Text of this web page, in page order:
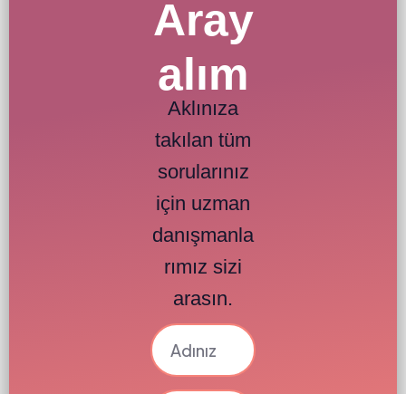
Aray
alım
Aklınıza
takılan tüm
sorularınız
için uzman
danışmanla
rımız sizi
arasın.